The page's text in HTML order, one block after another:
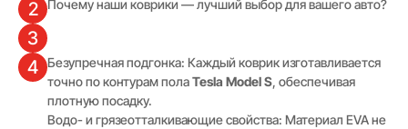
2 Почему наши коврики — лучший выбор для вашего авто?
3
4 Безупречная подгонка: Каждый коврик изготавливается
точно по контурам полаTesla Model S, обеспечивая
плотную посадку.
Водо- и грязеотталкивающие свойства: Материал EVA не